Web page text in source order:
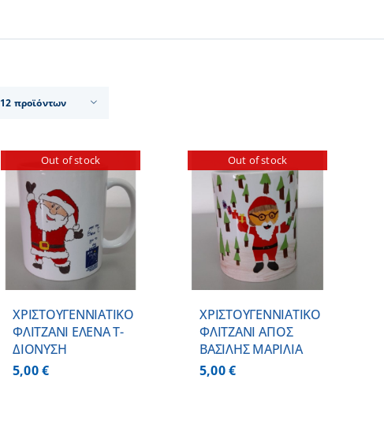
12 προϊόντων
Out of stock
ΧΡΙΣΤΟΥΓΕΝΝΙΑΤΙΚΟ
ΦΛΙΤΖΑΝΙ ΕΛΕΝΑ Τ-
ΔΙΟΝΥΣΗ
5,00€
Out of stock
ΛΕΠΤΟΜΕΡΕΙΕΣ
ΧΡΙΣΤΟΥΓΕΝΝΙΑΤΙΚΟ
ΦΛΙΤΖΑΝΙ ΑΓΙΟΣ
ΒΑΣΙΛΗΣ ΜΑΡΙΛΙΑ
5,00€